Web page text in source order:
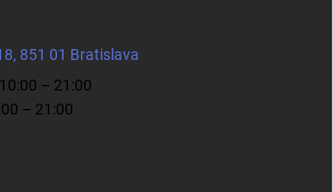
851 01 Bratislava
– 21:00
– 21:00